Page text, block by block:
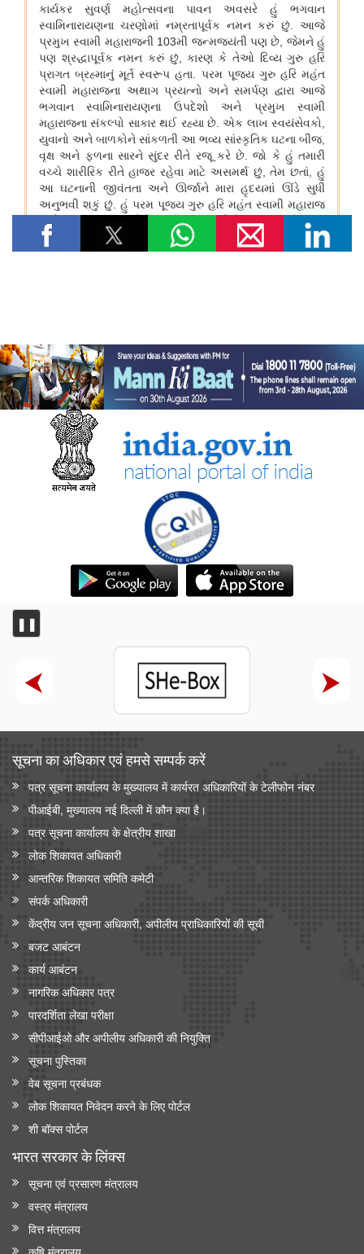
अन्य
केंद्रीकृत जन शिकायत निवारण और निगरानी प्रणाली (सीपीग्राम)
❚❚
सूचना का अधिकार एवं हमसे सम्‍पर्क करें
पत्र सूचना कार्यालय के मुख्यालय में कार्यरत अधिकारियों के टेलीफोन नंबर
पीआईबी, मुख्यालय नई दिल्ली में कौन क्या है।
पत्र सूचना कार्यालय के क्षेत्रीय शाखा
लोक शिकायत अधिकारी
आन्‍तरिक शिकायत समिति कमेटी
संपर्क अधिकारी
केंद्रीय जन सूचना अधिकारी, अपीलीय प्राधिकारियों की सूची
बजट आबंटन
कार्य आबंटन
नागरिक अधिकार पत्र
पारदर्शिता लेखा परीक्षा
सीपीआईओ और अपी‍लीय अधिकारी की नियुक्ति
सूचना पुस्तिका
वेब सूचना प्रबंधक
लोक शिकायत निवेदन करने के लिए पोर्टल
शी बॉक्स पोर्टल
भारत सरकार के लिंक्‍स
सूचना एवं प्रसारण मंत्रालय
वस्त्र मंत्रालय
वित्त मंत्रालय